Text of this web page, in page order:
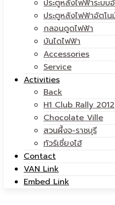
พาราไดซ์
แวน
พาราไดซ์
ประตูหลังไฟฟ้าระบบ
ประตูหลังไฟฟ้าอัตโน
กลอนดูดไฟฟ้า
บันไดไฟฟ้า
Accessories
Service
Activities
Back
H1 Club Rally 2012
Chocolate Ville
สวนผึ้งจ-ราชบุรี
ทัวร์เซี่ยงไฮ้
Contact
VAN Link
Embed Link